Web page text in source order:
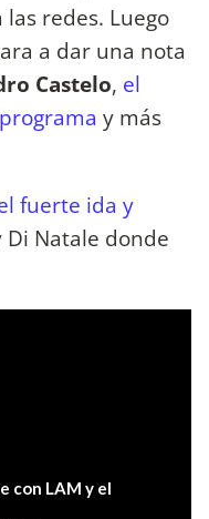
las redes. Luego
a dar una nota
Castelo, el
y más
fuerte ida y
Natale donde